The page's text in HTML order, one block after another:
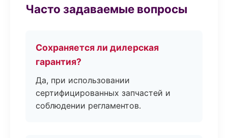
Часто задаваемые вопросы
Сохраняется ли дилерская
гарантия?
Да, при использовании
сертифицированных запчастей и
соблюдении регламентов.